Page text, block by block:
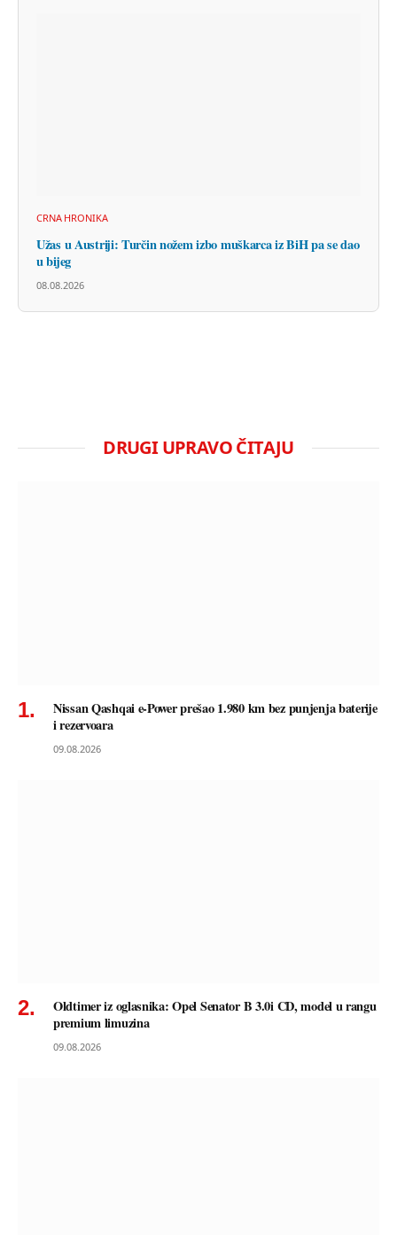
CRNA HRONIKA
Užas u Austriji: Turčin nožem izbo muškarca iz BiH pa se dao
u bijeg
08.08.2026
DRUGI UPRAVO ČITAJU
Nissan Qashqai e-Power prešao 1.980 km bez punjenja baterije
i rezervoara
09.08.2026
Oldtimer iz oglasnika: Opel Senator B 3.0i CD, model u rangu
premium limuzina
09.08.2026